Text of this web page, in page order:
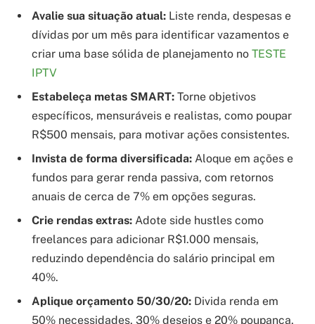
Avalie sua situação atual: Liste renda, despesas e
dívidas por um mês para identificar vazamentos e
criar uma base sólida de planejamento no TESTE
IPTV
Estabeleça metas SMART: Torne objetivos
específicos, mensuráveis e realistas, como poupar
R$500 mensais, para motivar ações consistentes.
Invista de forma diversificada: Aloque em ações e
fundos para gerar renda passiva, com retornos
anuais de cerca de 7% em opções seguras.
Crie rendas extras: Adote side hustles como
freelances para adicionar R$1.000 mensais,
reduzindo dependência do salário principal em
40%.
Aplique orçamento 50/30/20: Divida renda em
50% necessidades, 30% desejos e 20% poupança,